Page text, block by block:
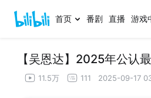
首页 番剧 直播 游戏
11.5万 111 2025-09-17